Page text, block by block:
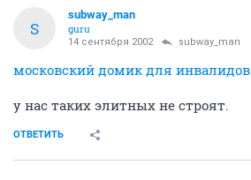
S
subway_man
guru
14 сентября 2002 subway_man
московский домик для инвалидов
у нас таких элитных не строят.
ОТВЕТИТЬ